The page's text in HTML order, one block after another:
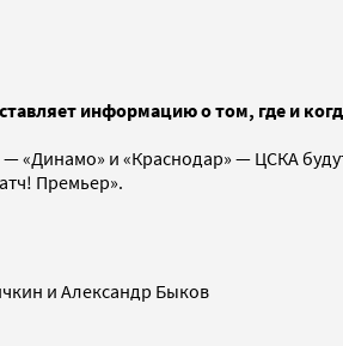
информацию о том, где и
— «Динамо» и «Краснодар» — ЦСКА
Премьер».
и Александр Быков